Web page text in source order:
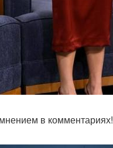
в комментариях!